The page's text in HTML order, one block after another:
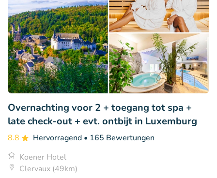
Overnachting voor 2 + toegang tot spa +
late check-out + evt. ontbijt in Luxemburg
8.8 Hervorragend • 165 Bewertungen
Koener Hotel
Clervaux (49km)